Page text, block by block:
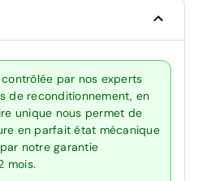
par nos experts
de reconditionnement, en
unique nous permet de
en parfait état mécanique
notre garantie
mois.